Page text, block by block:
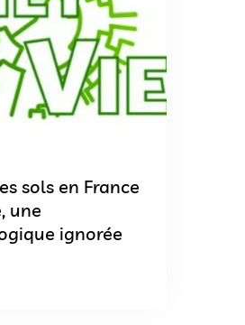
sols en France
une
ignorée